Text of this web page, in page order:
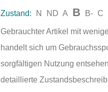
Zustand: N ND A B B- C
Gebrauchter Artikel mit
handelt sich um
sorgfältigen Nutzung
detaillierte